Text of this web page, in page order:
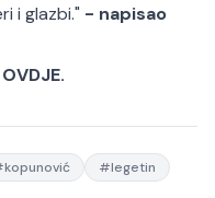
i glazbi." - napisao
kopunović #legetin